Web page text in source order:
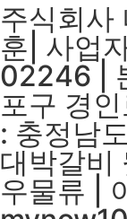
주식회사
훈| 사업
02246 |
포구 경
: 충정남
대박갈비
우물류 |